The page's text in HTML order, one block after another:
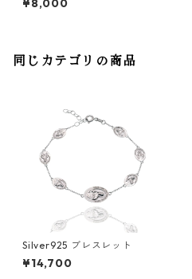
¥8,000
同じカテゴリの商品
Silver925 ブレスレット
¥14,700